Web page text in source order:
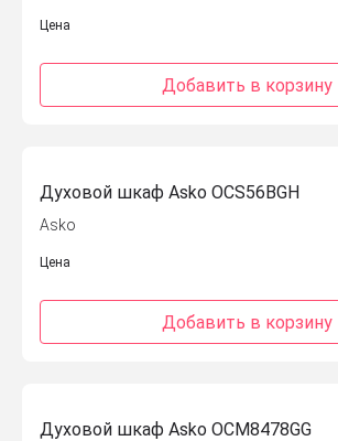
Цена
Добавить в корзину
Духовой шкаф Asko OCS56BGH
Asko
Цена
Добавить в корзину
Духовой шкаф Asko OCM8478GG